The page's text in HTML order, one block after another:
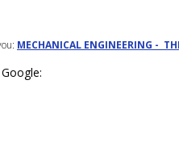
MECHANICAL ENGINEERING -